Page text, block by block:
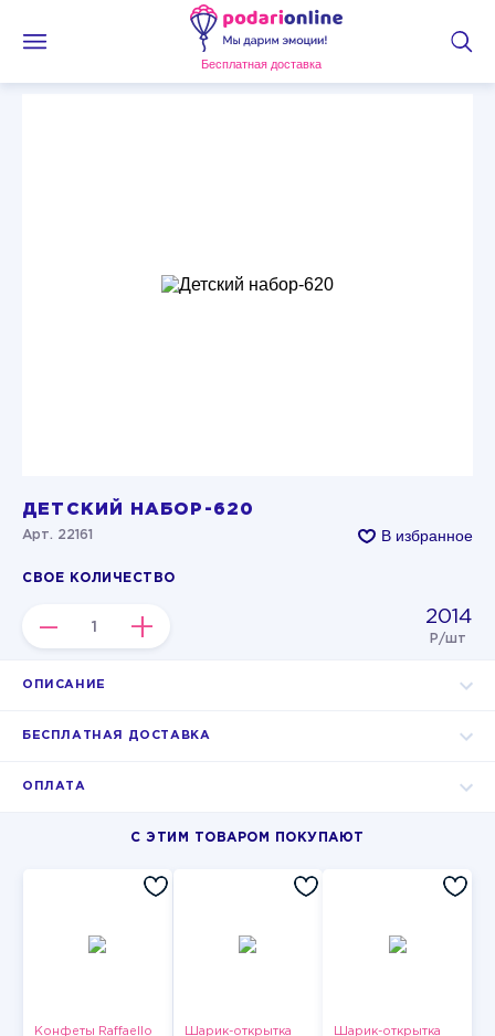
Бесплатная доставка
ДЕТСКИЙ НАБОР-620
Арт. 22161 В избранное
СВОЕ КОЛИЧЕСТВО
– + 2014
Р/шт
ОПИСАНИЕ
БЕСПЛАТНАЯ ДОСТАВКА
ОПЛАТА
С ЭТИМ ТОВАРОМ ПОКУПАЮТ
Конфеты Raffaello
Шарик-открытка
Шарик-открытка